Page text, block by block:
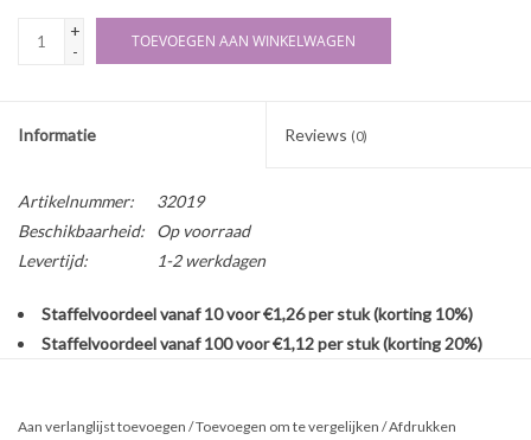
+
-
TOEVOEGEN AAN WINKELWAGEN
Informatie Reviews (0)
Artikelnummer:
32019
Beschikbaarheid:
Op voorraad
Levertijd:
1-2 werkdagen
Staffelvoordeel vanaf 10 voor €1,26 per stuk (korting 10%)
Staffelvoordeel vanaf 100 voor €1,12 per stuk (korting 20%)
Aan verlanglijst toevoegen /Toevoegen om te vergelijken /Afdrukken